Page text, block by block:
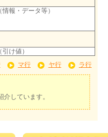
報・データ等）
け値）
マ行 ヤ行 ラ行
しています。